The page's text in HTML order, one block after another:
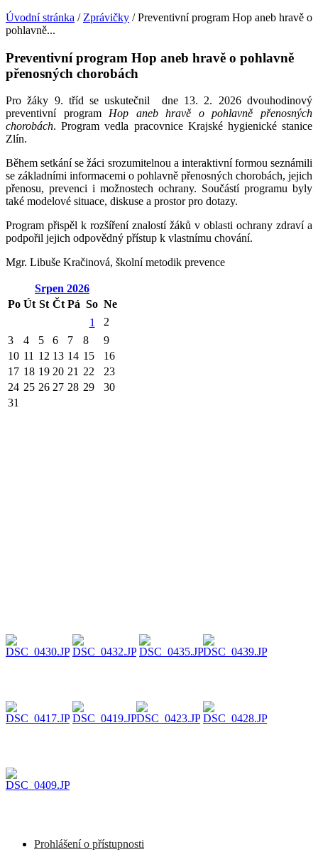
Úvodní stránka / Zprávičky /Preventivní program Hop aneb hravě o
pohlavně...
Preventivní program Hop aneb hravě o pohlavně
přenosných chorobách
Pro žáky 9. tříd se uskutečnil dne 13. 2. 2026 dvouhodinový
preventivní programHop aneb hravě o pohlavně přenosných
chorobách. Program vedla pracovnice Krajské hygienické stanice
Zlín.
Během setkání se žáci srozumitelnou a interaktivní formou seznámili
se základními informacemi o pohlavně přenosných chorobách, jejich
přenosu, prevenci i možnostech ochrany. Součástí programu byly
také modelové situace, diskuse a prostor pro dotazy.
Program přispěl k rozšíření znalostí žáků v oblasti ochrany zdraví a
podpořil jejich odpovědný přístup k vlastnímu chování.
Mgr. Libuše Kračinová, školní metodik prevence
Srpen 2026
Po Út St Čt Pá So Ne
1
2
3
4 5 6 7 8
9
10 11 12 13 14 15
16
17 18 19 20 21 22
23
24 25 26 27 28 29
30
31
Prohlášení o přístupnosti